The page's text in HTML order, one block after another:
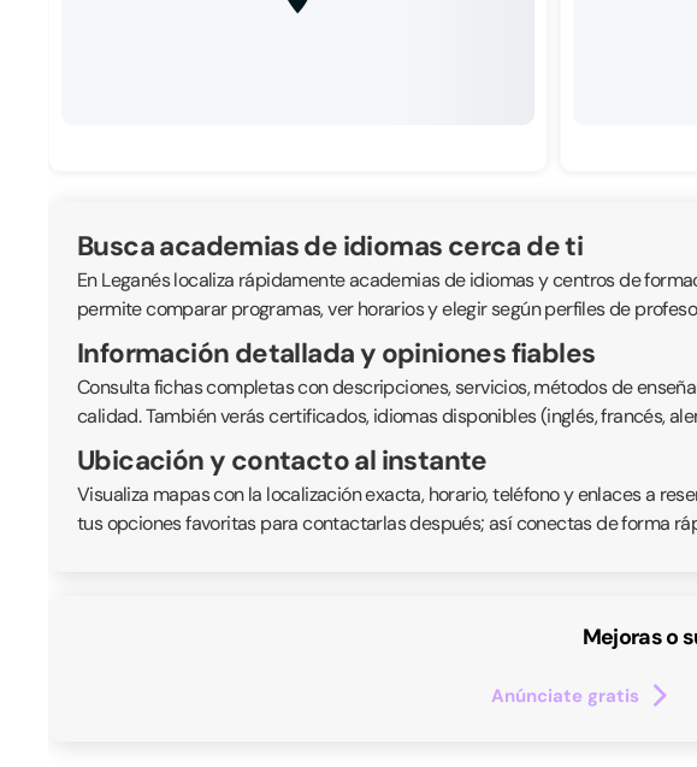
Busca academias de idiomas cerca de ti
En Leganés localiza rápidamente academias de idiomas y centros de
permite comparar programas, ver horarios y elegir según perfiles de
Información detallada y opiniones fiables
Consulta fichas completas con descripciones, servicios, métodos de
calidad. También verás certificados, idiomas disponibles (inglés, francés,
Ubicación y contacto al instante
Visualiza mapas con la localización exacta, horario, teléfono y enlaces a
tus opciones favoritas para contactarlas después; así conectas de forma
Mejoras o
Anúnciate gratis